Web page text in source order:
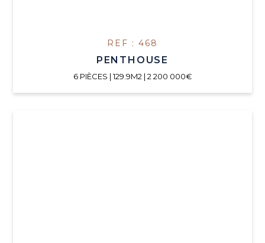
REF : 468
PENTHOUSE
6 PIÈCES | 129.9M2 | 2 200 000€